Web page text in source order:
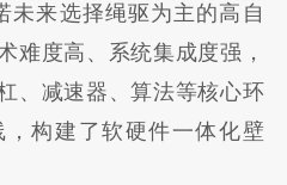
未来选择绳驱为主的高自
难度高、系统集成度强，
、减速器、算法等核心环
构建了软硬件一体化壁